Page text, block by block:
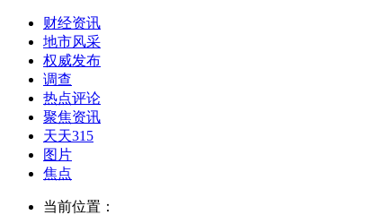
财经资讯
地市风采
权威发布
调查
热点评论
聚焦资讯
天天315
图片
焦点
当前位置：